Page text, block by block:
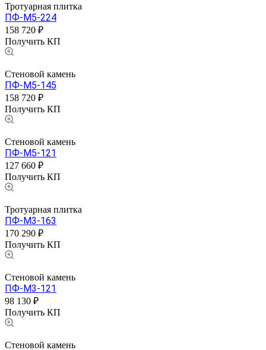
Тротуарная плитка
ПФ-М5-224
158 720 ₽
Получить КП
Стеновой камень
ПФ-М5-145
158 720 ₽
Получить КП
Стеновой камень
ПФ-М5-121
127 660 ₽
Получить КП
Тротуарная плитка
ПФ-М3-163
170 290 ₽
Получить КП
Стеновой камень
ПФ-М3-121
98 130 ₽
Получить КП
Стеновой камень